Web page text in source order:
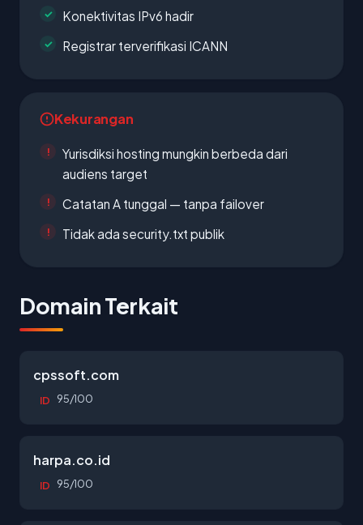
Konektivitas IPv6 hadir
Registrar terverifikasi ICANN
Kekurangan
Yurisdiksi hosting mungkin berbeda dari
audiens target
Catatan A tunggal — tanpa failover
Tidak ada security.txt publik
Domain Terkait
cpssoft.com
ID 95/100
harpa.co.id
ID 95/100